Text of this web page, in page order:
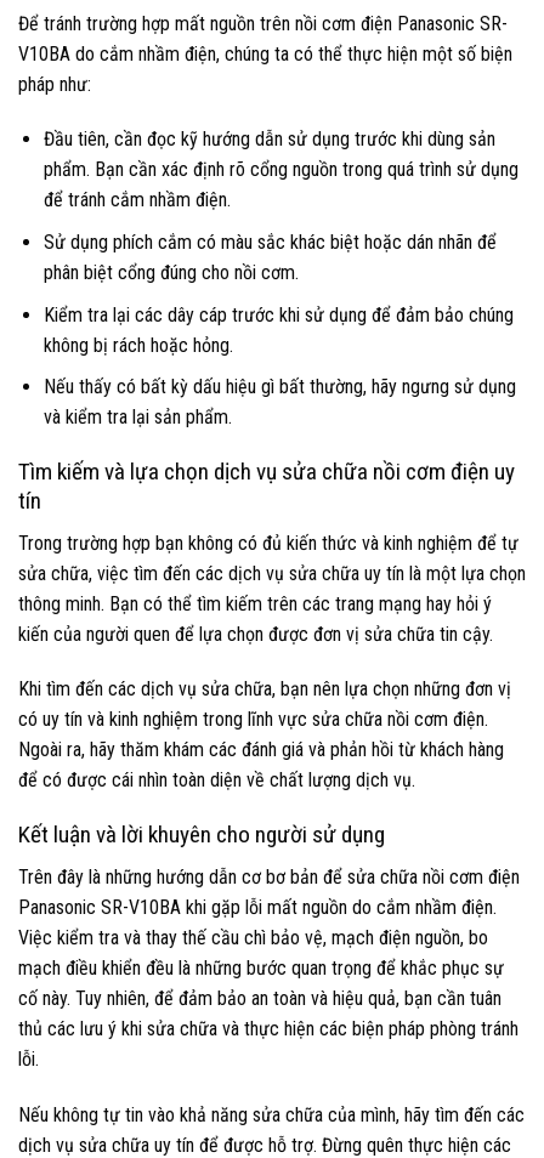
Để tránh trường hợp mất nguồn trên nồi cơm điện Panasonic SR-
V10BA do cắm nhầm điện, chúng ta có thể thực hiện một số biện
pháp như:
Đầu tiên, cần đọc kỹ hướng dẫn sử dụng trước khi dùng sản
phẩm. Bạn cần xác định rõ cổng nguồn trong quá trình sử dụng
để tránh cắm nhầm điện.
Sử dụng phích cắm có màu sắc khác biệt hoặc dán nhãn để
phân biệt cổng đúng cho nồi cơm.
Kiểm tra lại các dây cáp trước khi sử dụng để đảm bảo chúng
không bị rách hoặc hỏng.
Nếu thấy có bất kỳ dấu hiệu gì bất thường, hãy ngưng sử dụng
và kiểm tra lại sản phẩm.
Tìm kiếm và lựa chọn dịch vụ sửa chữa nồi cơm điện uy
tín
Trong trường hợp bạn không có đủ kiến thức và kinh nghiệm để tự
sửa chữa, việc tìm đến các dịch vụ sửa chữa uy tín là một lựa chọn
thông minh. Bạn có thể tìm kiếm trên các trang mạng hay hỏi ý
kiến của người quen để lựa chọn được đơn vị sửa chữa tin cậy.
Khi tìm đến các dịch vụ sửa chữa, bạn nên lựa chọn những đơn vị
có uy tín và kinh nghiệm trong lĩnh vực sửa chữa nồi cơm điện.
Ngoài ra, hãy thăm khám các đánh giá và phản hồi từ khách hàng
để có được cái nhìn toàn diện về chất lượng dịch vụ.
Kết luận và lời khuyên cho người sử dụng
Trên đây là những hướng dẫn cơ bơ bản để sửa chữa nồi cơm điện
Panasonic SR-V10BA khi gặp lỗi mất nguồn do cắm nhầm điện.
Việc kiểm tra và thay thế cầu chì bảo vệ, mạch điện nguồn, bo
mạch điều khiển đều là những bước quan trọng để khắc phục sự
cố này. Tuy nhiên, để đảm bảo an toàn và hiệu quả, bạn cần tuân
thủ các lưu ý khi sửa chữa và thực hiện các biện pháp phòng tránh
lỗi.
Nếu không tự tin vào khả năng sửa chữa của mình, hãy tìm đến các
dịch vụ sửa chữa uy tín để được hỗ trợ. Đừng quên thực hiện các